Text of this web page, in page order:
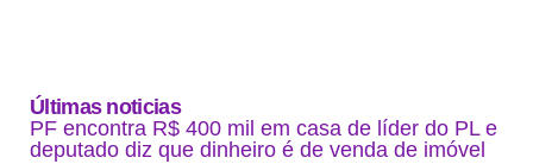
Últimas noticias
PF encontra R$ 400 mil em casa de líder do PL e
deputado diz que dinheiro é de venda de imóvel